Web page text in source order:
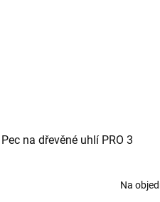
Pec na dřevěné uhlí PRO 3
Na